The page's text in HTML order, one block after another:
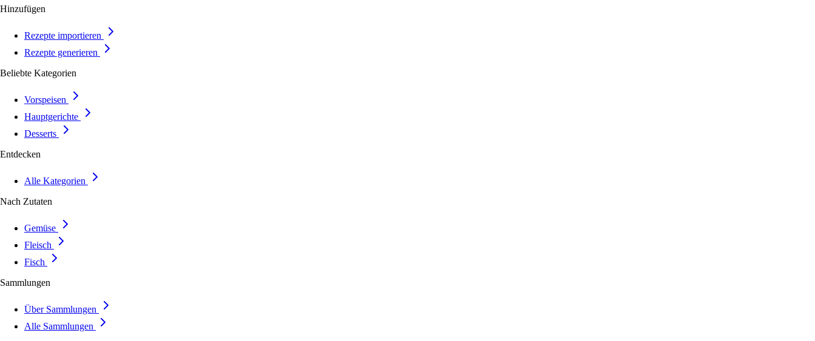
Hinzufügen
Rezepte importieren
Rezepte generieren
Beliebte Kategorien
Vorspeisen
Hauptgerichte
Desserts
Entdecken
Alle Kategorien
Nach Zutaten
Gemüse
Fleisch
Fisch
Sammlungen
Über Sammlungen
Alle Sammlungen